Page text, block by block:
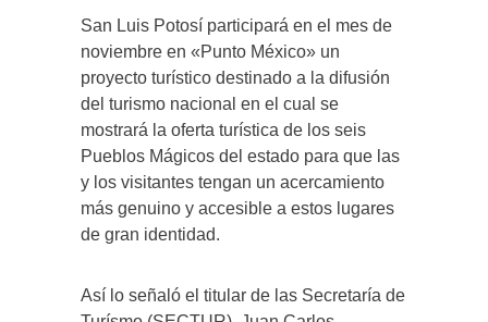
San Luis Potosí participará en el mes de
noviembre en «Punto México» un
proyecto turístico destinado a la difusión
del turismo nacional en el cual se
mostrará la oferta turística de los seis
Pueblos Mágicos del estado para que las
y los visitantes tengan un acercamiento
más genuino y accesible a estos lugares
de gran identidad.
Así lo señaló el titular de las Secretaría de